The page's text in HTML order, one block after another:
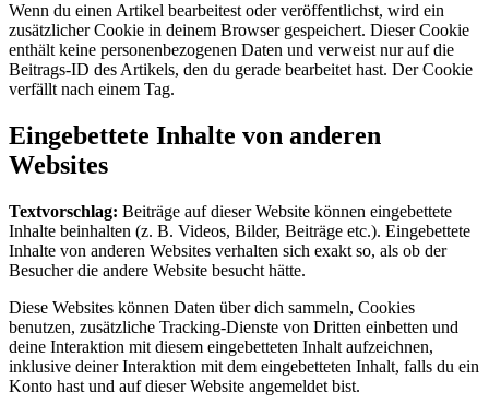
Wenn du einen Artikel bearbeitest oder veröffentlichst, wird ein
zusätzlicher Cookie in deinem Browser gespeichert. Dieser Cookie
enthält keine personenbezogenen Daten und verweist nur auf die
Beitrags-ID des Artikels, den du gerade bearbeitet hast. Der Cookie
verfällt nach einem Tag.
Eingebettete Inhalte von anderen
Websites
Textvorschlag: Beiträge auf dieser Website können eingebettete
Inhalte beinhalten (z. B. Videos, Bilder, Beiträge etc.). Eingebettete
Inhalte von anderen Websites verhalten sich exakt so, als ob der
Besucher die andere Website besucht hätte.
Diese Websites können Daten über dich sammeln, Cookies
benutzen, zusätzliche Tracking-Dienste von Dritten einbetten und
deine Interaktion mit diesem eingebetteten Inhalt aufzeichnen,
inklusive deiner Interaktion mit dem eingebetteten Inhalt, falls du ein
Konto hast und auf dieser Website angemeldet bist.